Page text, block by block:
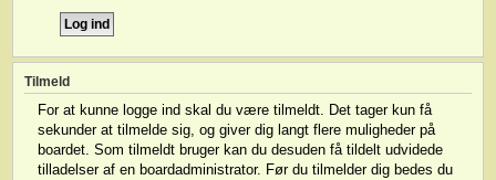
Tilmeld
For at kunne logge ind skal du være tilmeldt. Det tager kun få
sekunder at tilmelde sig, og giver dig langt flere muligheder på
boardet. Som tilmeldt bruger kan du desuden få tildelt udvidede
tilladelser af en boardadministrator. Før du tilmelder dig bedes du